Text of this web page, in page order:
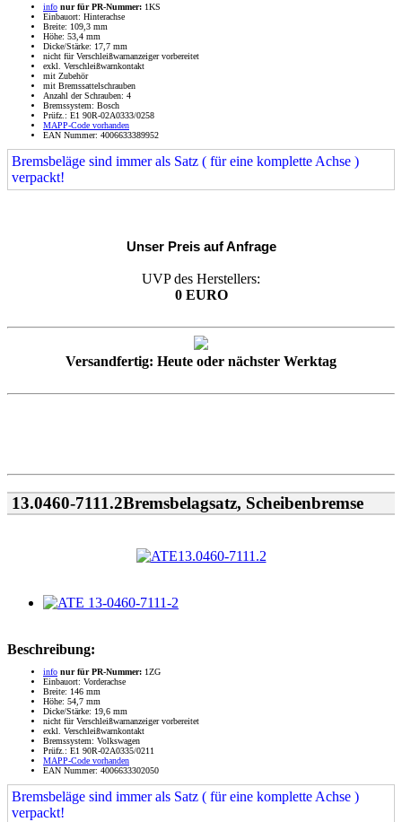
info nur für PR-Nummer: 1KS
Einbauort: Hinterachse
Breite: 109,3 mm
Höhe: 53,4 mm
Dicke/Stärke: 17,7 mm
nicht für Verschleißwarnanzeiger vorbereitet
exkl. Verschleißwarnkontakt
mit Zubehör
mit Bremssattelschrauben
Anzahl der Schrauben: 4
Bremssystem: Bosch
Prüfz.: E1 90R-02A0333/0258
MAPP-Code vorhanden
EAN Nummer: 4006633389952
Bremsbeläge sind immer als Satz ( für eine komplette Achse )
verpackt!
Unser Preis auf Anfrage
UVP des Herstellers:
0 EURO
Versandfertig: Heute oder nächster Werktag
13.0460-7111.2Bremsbelagsatz, Scheibenbremse
Beschreibung:
info nur für PR-Nummer: 1ZG
Einbauort: Vorderachse
Breite: 146 mm
Höhe: 54,7 mm
Dicke/Stärke: 19,6 mm
nicht für Verschleißwarnanzeiger vorbereitet
exkl. Verschleißwarnkontakt
Bremssystem: Volkswagen
Prüfz.: E1 90R-02A0335/0211
MAPP-Code vorhanden
EAN Nummer: 4006633302050
Bremsbeläge sind immer als Satz ( für eine komplette Achse )
verpackt!